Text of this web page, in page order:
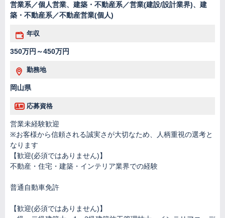
営業系／個人営業、建築・不動産系／営業(建設/設計業界)、建
築・不動産系／不動産営業(個人)
年収
350万円～450万円
勤務地
岡山県
応募資格
営業未経験歓迎
※お客様から信頼される誠実さが大切なため、人柄重視の選考と
なります
【歓迎(必須ではありません)】
不動産・住宅・建築・インテリア業界での経験
普通自動車免許
【歓迎(必須ではありません)】